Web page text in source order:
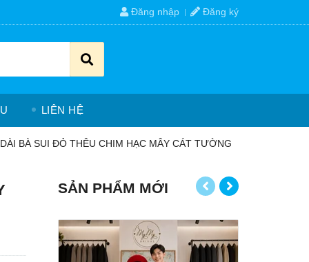
Đăng nhập Đăng ký
LIÊN HỆ
BÀ SUI ĐỎ THÊU CHIM HẠC MÂY CÁT TƯỜNG
SẢN PHẨM MỚI